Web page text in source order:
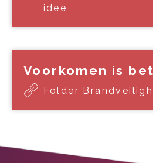
idee
Voorkomen is
Folder